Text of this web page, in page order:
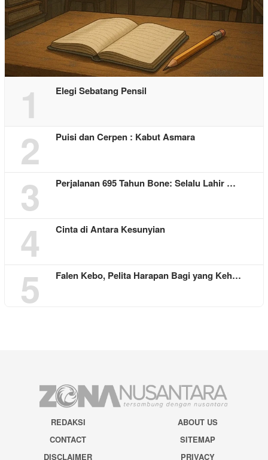
1 Elegi Sebatang Pensil
2 Puisi dan Cerpen : Kabut Asmara
3 Perjalanan 695 Tahun Bone: Selalu Lahir …
4 Cinta di Antara Kesunyian
5 Falen Kebo, Pelita Harapan Bagi yang Keh…
REDAKSI
ABOUT US
CONTACT
SITEMAP
DISCLAIMER
PRIVACY